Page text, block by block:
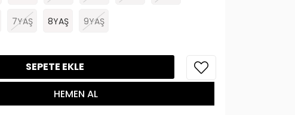
7YAŞ 8YAŞ 9YAŞ